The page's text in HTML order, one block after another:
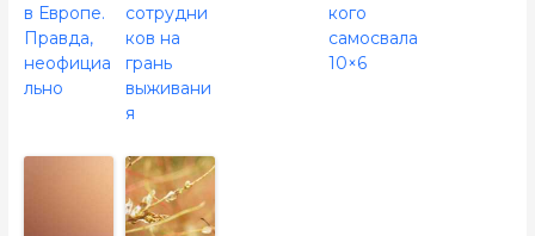
в Европе.
Правда,
неофициа
льно
сотрудни
ков на
грань
выживани
я
кого
самосвала
10×6